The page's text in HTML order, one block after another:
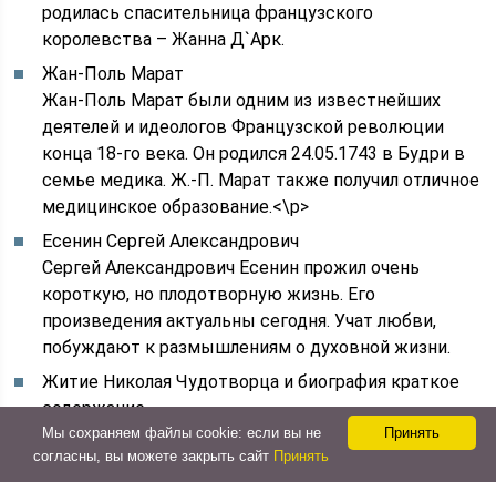
родилась спасительница французского
королевства – Жанна Д`Арк.
Жан-Поль Марат
Жан-Поль Марат были одним из известнейших
деятелей и идеологов Французской революции
конца 18-го века. Он родился 24.05.1743 в Будри в
семье медика. Ж.-П. Марат также получил отличное
медицинское образование.<\p>
Есенин Сергей Александрович
Сергей Александрович Есенин прожил очень
короткую, но плодотворную жизнь. Его
произведения актуальны сегодня. Учат любви,
побуждают к размышлениям о духовной жизни.
Житие Николая Чудотворца и биография краткое
содержание
Великий служитель и угодник Господа, Николай
Чудотворец, известен многими чудесами своими и
Принять
Мы сохраняем файлы cookie: если вы не
согласны, вы можете закрыть сайт Принять